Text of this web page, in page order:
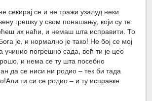
секирај се и не тражи узалуд неки
грешку у свом понашању, који су те
их наћи, и немаш шта исправити. То
је, и нормално је тако! Не бој се мој
погрешно сада, већ ти је цео
и нема се ту шта посебно
да се ниси ни родио – тек би тада
ти си се родио – и ту исправке